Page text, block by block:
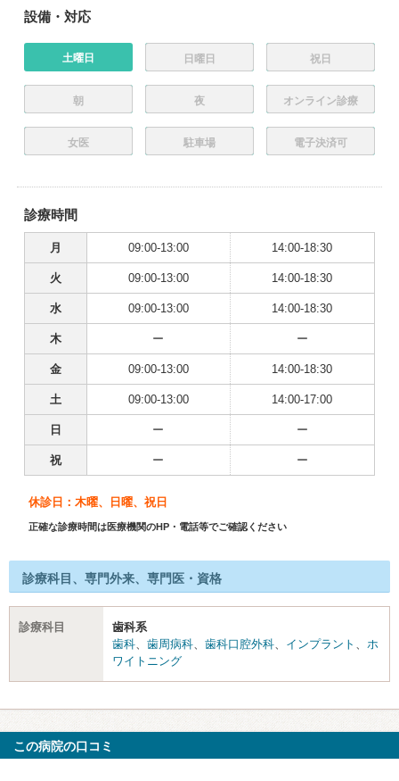
設備・対応
土曜日 日曜日 祝日
朝 夜 オンライン診療
女医 駐車場 電子決済可
診療時間
月 09:00-13:00 14:00-18:30
火 09:00-13:00 14:00-18:30
水 09:00-13:00 14:00-18:30
木 ー ー
金 09:00-13:00 14:00-18:30
土 09:00-13:00 14:00-17:00
日 ー ー
祝 ー ー
休診日：木曜、日曜、祝日
正確な診療時間は医療機関のHP・電話等でご確認ください
診療科目、専門外来、専門医・資格
診療科目
歯科系
歯科
歯周病科 歯科口腔外科 インプラント
ホ
ワイトニング
この病院の口コミ